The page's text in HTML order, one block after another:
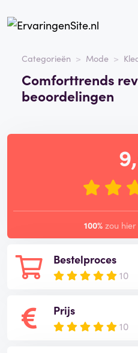
Categorieën Mode
Comforttrends
beoordelingen
Bestelproces
10
Prijs
10
100% zou